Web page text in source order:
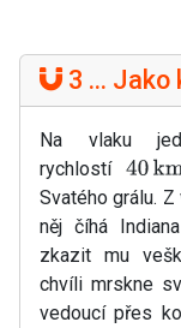
3 ... Jako
Na vlaku
rychlostí40km⋅
Svatého grálu.
něj číhá
zkazit mu
chvíli mrskne
vedoucí přes